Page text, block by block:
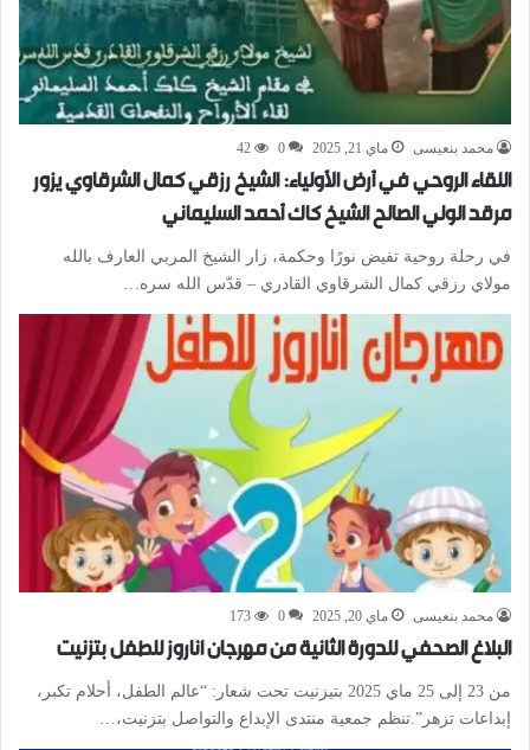
محمد بنعيسى ماي 21, 2025 0
42
اللقاء الروحي في أرض الأولياء: الشيخ رزقي كمال الشرقاوي يزور
مرقد الولي الصالح الشيخ كاك أحمد السليماني
في رحلة روحية تفيض نورًا وحكمة، زار الشيخ المربي العارف بالله
مولاي رزقي كمال الشرقاوي القادري – قدّس الله سره…
محمد بنعيسى ماي 20, 2025 0
173
البلاغ الصحفي للدورة الثانية من مهرجان اناروز للطفل بتزنيت
من 23 إلى 25 ماي 2025 بتيزنيت تحت شعار: “عالم الطفل، أحلام تكبر،
إبداعات تزهر”.تنظم جمعية منتدى الإبداع والتواصل بتزنيت،…